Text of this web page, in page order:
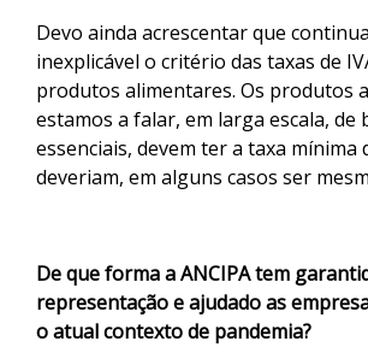
Devo ainda acrescentar que
inexplicável o critério das taxas de
produtos alimentares. Os produtos
estamos a falar, em larga escala, de
essenciais, devem ter a taxa mínima
deveriam, em alguns casos ser
De que forma a ANCIPA tem
representação e ajudado as
o atual contexto de pandemia?